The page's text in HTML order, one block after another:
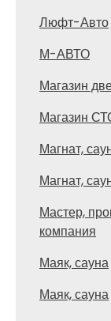
Люфт-Авто
М-АВТО
Магазин
Магазин
Магнат,
Магнат,
Мастер,
компания
Маяк, сауна
Маяк, сауна